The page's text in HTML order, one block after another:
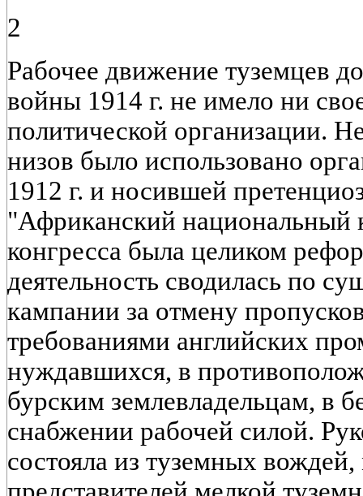
2
Рабочее движение туземцев
войны 1914 г. не имело ни
политической организации.
низов было использовано
1912 г. и носившей
"Африканский национальный
конгресса была целиком
деятельность сводилась по
кампании за отмену
требованиями английских
нуждавшихся, в
бурским землевладельцам, в
снабжении рабочей силой.
состояла из туземных